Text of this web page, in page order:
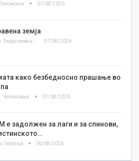
07/08/2026
земја
07/08/2026
како безбедносно прашање во
Челиковиќ 07/08/2026
е задолжен за лаги и за спинови,
Героски 06/08/2026